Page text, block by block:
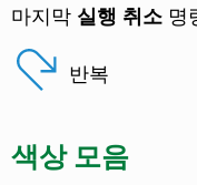
마지막 실행 취소 명
반복
색상 모음